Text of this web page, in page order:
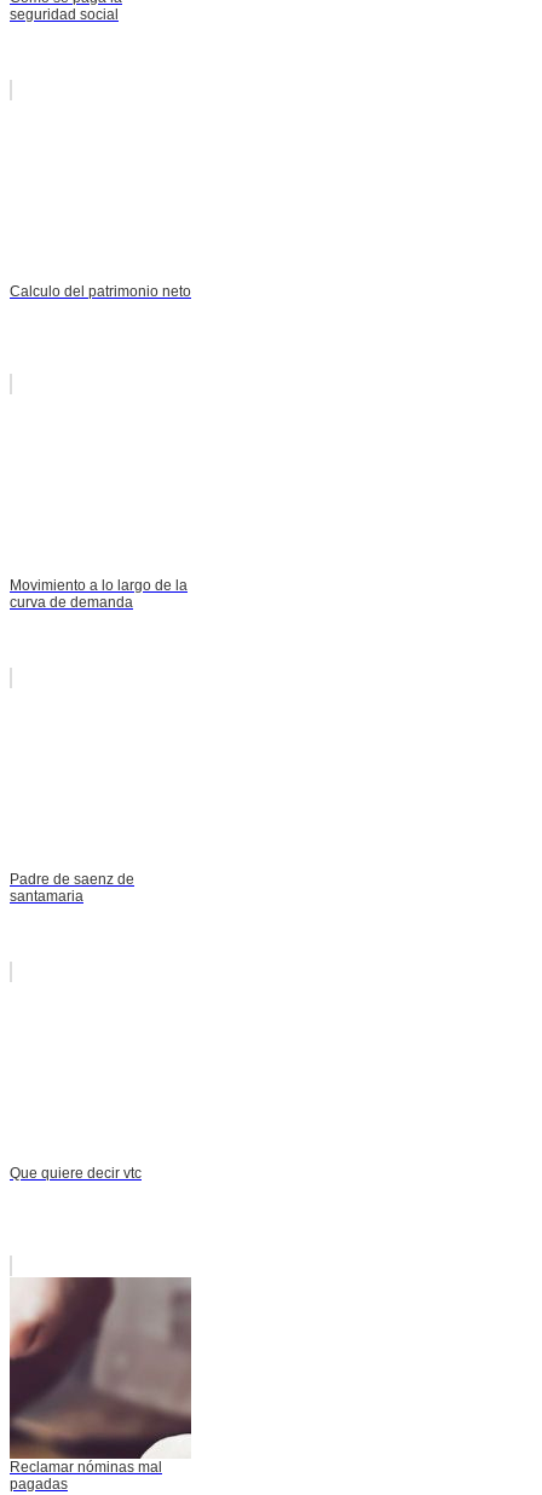
seguridad social
Calculo del patrimonio neto
Movimiento a lo largo de la
curva de demanda
Padre de saenz de
santamaria
Que quiere decir vtc
Reclamar nóminas mal
pagadas